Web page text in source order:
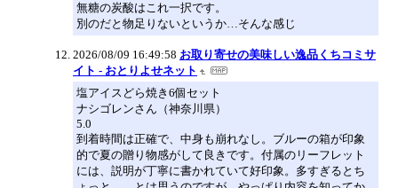
無糖の炭酸はこれ一択です。
別のだと物足りないというか…そんな感じ
2026/08/09 16:49:58 お取り寄せの美味しい逸品くちコミサ
イト - おとりよせネット
塩アイスどら焼き6個セット
ナシゴレンさん（神奈川県）
5.0
到着時間は正確で、中身も崩れなし。ブルーの箱が印象
的で夏の贈り物感がして良きです。付属のリーフレット
には、説明が丁寧に書かれていて好印象。多すぎるとち